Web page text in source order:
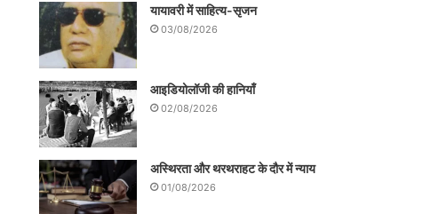
यायावरी में साहित्य-सृजन
03/08/2026
आइडियोलॉजी की हानियाँ
02/08/2026
अस्थिरता और थरथराहट के दौर में न्याय
01/08/2026